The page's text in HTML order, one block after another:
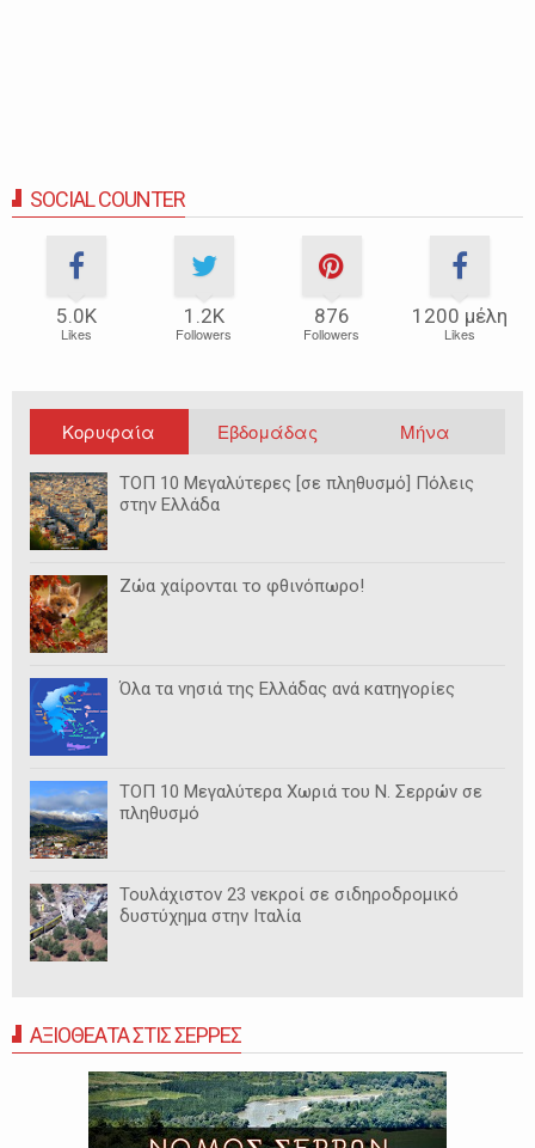
SOCIAL COUNTER
5.0Κ
Likes
1.2Κ
Followers
876
Followers
1200 μέλη
Likes
Κορυφαία Εβδομάδας Μήνα
ΤΟΠ 10 Μεγαλύτερες [σε πληθυσμό] Πόλεις
στην Ελλάδα
Ζώα χαίρονται το φθινόπωρο!
Όλα τα νησιά της Ελλάδας ανά κατηγορίες
ΤΟΠ 10 Μεγαλύτερα Χωριά του Ν. Σερρών σε
πληθυσμό
Τουλάχιστον 23 νεκροί σε σιδηροδρομικό
δυστύχημα στην Ιταλία
ΑΞΙΟΘΕΑΤΑ ΣΤΙΣ ΣΕΡΡΕΣ